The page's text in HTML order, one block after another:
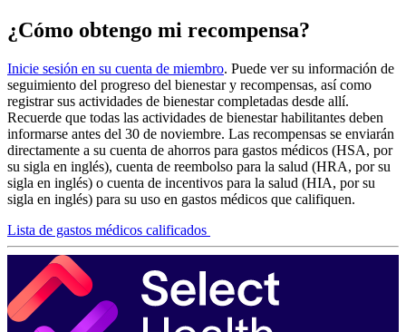
¿Cómo obtengo mi recompensa?
Inicie sesión en su cuenta de miembro. Puede ver su información de
seguimiento del progreso del bienestar y recompensas, así como
registrar sus actividades de bienestar completadas desde allí.
Recuerde que todas las actividades de bienestar habilitantes deben
informarse antes del 30 de noviembre. Las recompensas se enviarán
directamente a su cuenta de ahorros para gastos médicos (HSA, por
su sigla en inglés), cuenta de reembolso para la salud (HRA, por su
sigla en inglés) o cuenta de incentivos para la salud (HIA, por su
sigla en inglés) para su uso en gastos médicos que califiquen.
Lista de gastos médicos calificados